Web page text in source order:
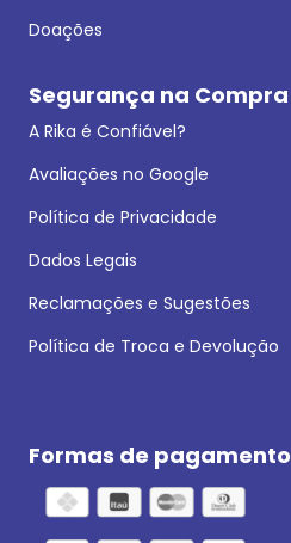
Doações
Segurança na Compra
A Rika é Confiável?
Avaliações no Google
Política de Privacidade
Dados Legais
Reclamações e Sugestões
Política de Troca e Devolução
Formas de pagamento